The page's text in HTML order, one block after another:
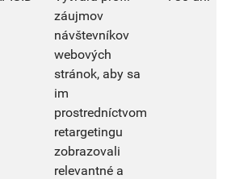
záujmov
návštevníkov
webových
stránok, aby sa
im
prostredníctvom
retargetingu
zobrazovali
relevantné a